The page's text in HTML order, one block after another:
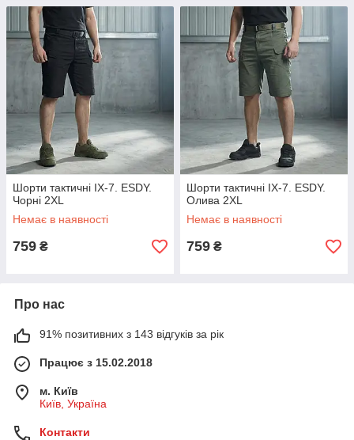
Шорти тактичні IX-7. ESDY.
Чорні 2XL
Немає в наявності
759 ₴
Шорти тактичні IX-7. ESDY.
Олива 2XL
Немає в наявності
759 ₴
Про нас
91% позитивних з 143 відгуків за рік
Працює з 15.02.2018
м. Київ
Київ, Україна
Контакти